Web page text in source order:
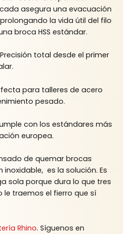
asegura una evacuación
la vida útil del filo
broca HSS estándar.
total desde el primer
para talleres de acero
pesado.
con los estándares más
europea.
de quemar brocas
es la solución. Es
sola porque dura lo que tres
le traemos el fierro que sí
Rhino. Síguenos en